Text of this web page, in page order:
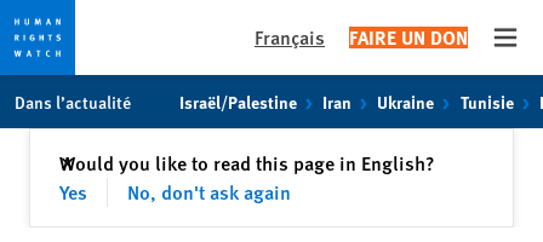
toto
content
Français FAIRE UN DON
Dans l’actualité Israël/Palestine Iran Ukraine Tunisie
Would you like to read this page in English?
Yes
No, don't ask again
✕Fermer